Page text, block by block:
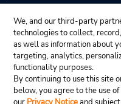
We, and our third-party
technologies to collect,
as well as information about
targeting, analytics,
functionality purposes.
By continuing to use this site
below, you agree to the use